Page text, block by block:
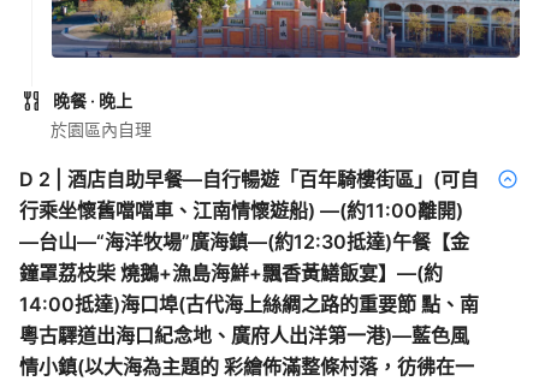
晚餐 · 晚上
於園區內自理
D 2
酒店自助早餐—自行暢遊「百年騎樓街區」(可自
行乘坐懷舊噹噹車、江南情懷遊船) —(約11:00離開)
—台山—“海洋牧場”廣海鎮—(約12:30抵達)午餐【金
鐘罩荔枝柴 燒鵝+漁島海鮮+飄香黃鱔飯宴】—(約
14:00抵達)海口埠(古代海上絲綢之路的重要節 點、南
粵古驛道出海口紀念地、廣府人出洋第一港)—藍色風
情小鎮(以大海為主題的 彩繪佈滿整條村落，彷彿在一